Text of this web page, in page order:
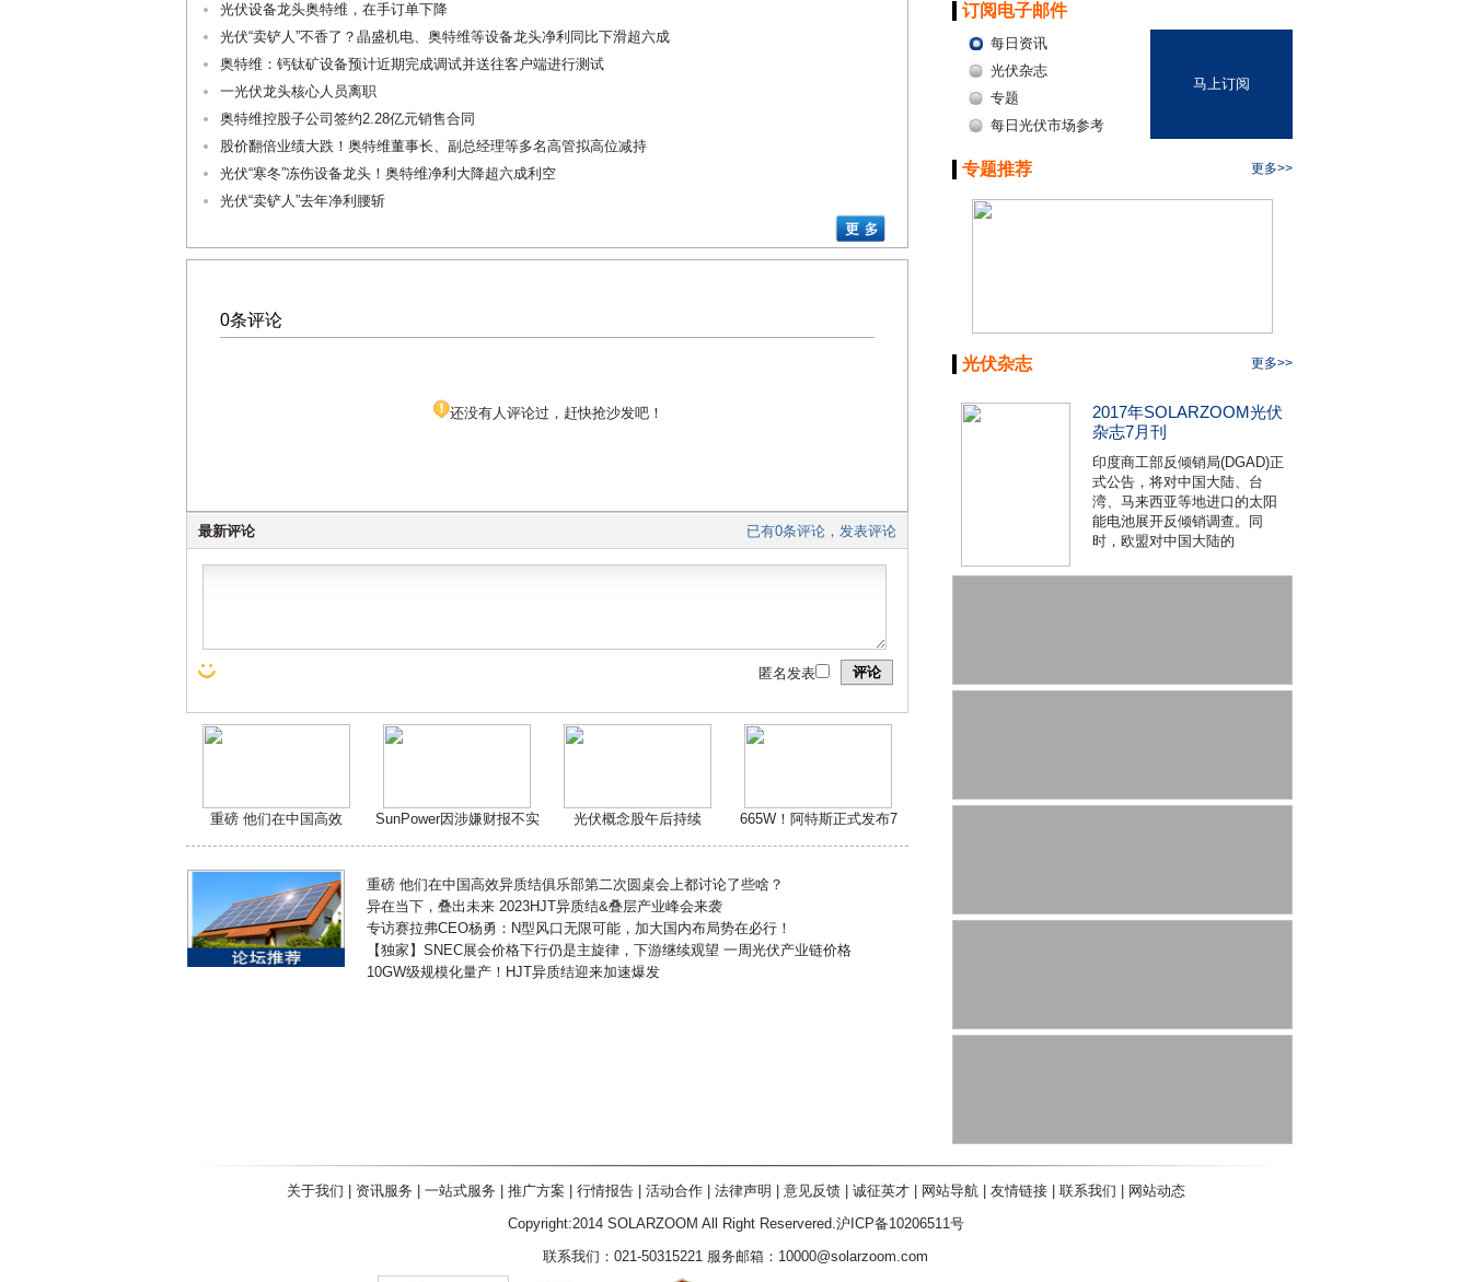
光伏设备龙头奥特维，在手订单下降
光伏“卖铲人”不香了？晶盛机电、奥特维等设备龙头净利同比下滑超六成
奥特维：钙钛矿设备预计近期完成调试并送往客户端进行测试
一光伏龙头核心人员离职
奥特维控股子公司签约2.28亿元销售合同
股价翻倍业绩大跌！奥特维董事长、副总经理等多名高管拟高位减持
光伏“寒冬”冻伤设备龙头！奥特维净利大降超六成利空
光伏“卖铲人”去年净利腰斩
0条评论
还没有人评论过，赶快抢沙发吧！
已有0条评论，发表评论
最新评论
评论
匿名发表
重磅 他们在中国高效 SunPower因涉嫌财报不实 光伏概念股午后持续 665W！阿特斯正式发布7
重磅 他们在中国高效异质结俱乐部第二次圆桌会上都讨论了些啥？
异在当下，叠出未来 2023HJT异质结&叠层产业峰会来袭
专访赛拉弗CEO杨勇：N型风口无限可能，加大国内布局势在必行！
【独家】SNEC展会价格下行仍是主旋律，下游继续观望 一周光伏产业链价格
10GW级规模化量产！HJT异质结迎来加速爆发
订阅电子邮件
每日资讯
光伏杂志
专题
每日光伏市场参考
马上订阅
专题推荐 更多>>
光伏杂志 更多>>
2017年SOLARZOOM光伏
杂志7月刊
印度商工部反倾销局(DGAD)正
式公告，将对中国大陆、台
湾、马来西亚等地进口的太阳
能电池展开反倾销调查。同
时，欧盟对中国大陆的
关于我们 资讯服务 一站式服务 推广方案 行情报告| 活动合作| 法律声明 意见反馈| 诚征英才| 网站导航| 友情链接| 联系我们
网站动态
Copyright:2014 SOLARZOOM All Right Reservered.沪ICP备10206511号
联系我们：021-50315221 服务邮箱：10000@solarzoom.com